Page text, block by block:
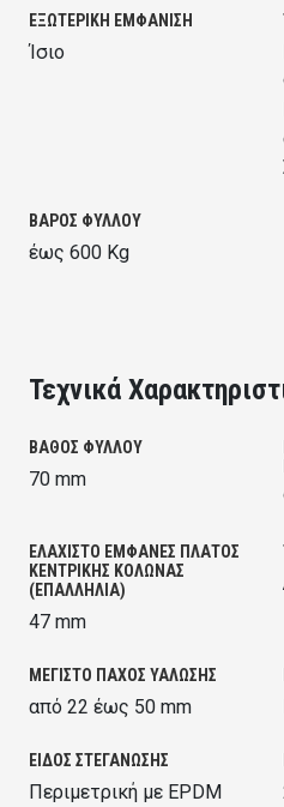
ΕΞΩΤΕΡΙΚΗ ΕΜΦΑΝΙΣΗ
Ίσιο
ΒΑΡΟΣ ΦΥΛΛΟΥ
έως 600 Kg
Τεχνικά
ΒΑΘΟΣ ΦΥΛΛΟΥ
70 mm
ΕΛΑΧΙΣΤΟ ΕΜΦΑΝΕΣ ΠΛΑΤΟΣ
ΚΕΝΤΡΙΚΗΣ ΚΟΛΩΝΑΣ
(ΕΠΑΛΛΗΛΙΑ)
47 mm
ΜΕΓΙΣΤΟ ΠΑΧΟΣ ΥΑΛΩΣΗΣ
από 22 έως 50 mm
ΕΙΔΟΣ ΣΤΕΓΑΝΩΣΗΣ
Περιμετρική με EPDM